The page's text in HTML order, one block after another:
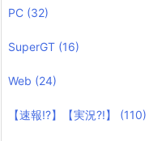
PC (32)
SuperGT (16)
Web (24)
【速報!?】【実況?!】 (110)